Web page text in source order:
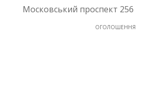
Московський проспект 256
ОГОЛОШЕННЯ